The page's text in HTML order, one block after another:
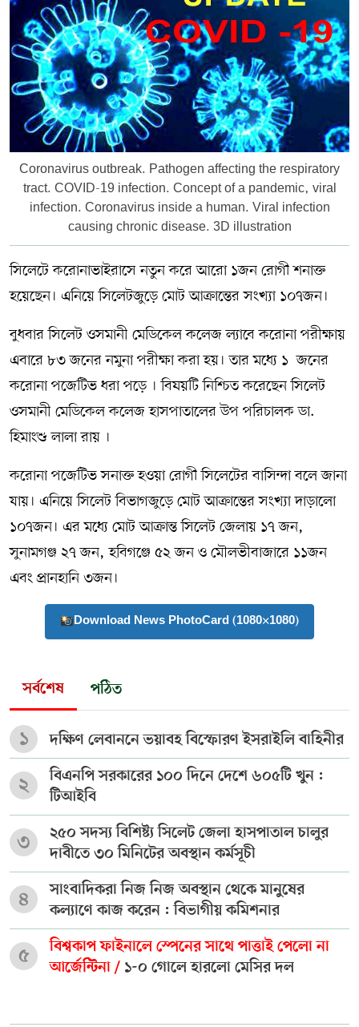
Coronavirus outbreak. Pathogen affecting the respiratory
tract. COVID-19 infection. Concept of a pandemic, viral
infection. Coronavirus inside a human. Viral infection
causing chronic disease. 3D illustration
সিলেটে করোনাভাইরাসে নতুন করে আরো ১জন রোগী শনাক্ত
হয়েছেন। এনিয়ে সিলেটজুড়ে মোট আক্রান্তের সংখ্যা ১০৭জন।
বুধবার সিলেট ওসমানী মেডিকেল কলেজ ল্যাবে করোনা পরীক্ষায়
এবারে ৮৩ জনের নমুনা পরীক্ষা করা হয়। তার মধ্যে ১ জনের
করোনা পজেটিভ ধরা পড়ে । বিষয়টি নিশ্চিত করেছেন সিলেট
ওসমানী মেডিকেল কলেজ হাসপাতালের উপ পরিচালক ডা.
হিমাংশু লালা রায় ।
করোনা পজেটিভ সনাক্ত হওয়া রোগী সিলেটের বাসিন্দা বলে জানা
যায়। এনিয়ে সিলেট বিভাগজুড়ে মোট আক্রান্তের সংখ্যা দাড়ালো
১০৭জন। এর মধ্যে মোট আক্রান্ত সিলেট জেলায় ১৭ জন,
সুনামগঞ্জ ২৭ জন, হবিগঞ্জে ৫২ জন ও মৌলভীবাজারে ১১জন
এবং প্রানহানি ৩জন।
Download News PhotoCard (1080×1080)
সর্বশেষ পঠিত
১ দক্ষিণ লেবাননে ভয়াবহ বিস্ফোরণ ইসরাইলি বাহিনীর
২
বিএনপি সরকারের ১০০ দিনে দেশে ৬০৫টি খুন :
টিআইবি
৩
২৫০ সদস্য বিশিষ্ট্য সিলেট জেলা হাসপাতাল চালুর
দাবীতে ৩০ মিনিটের অবস্থান কর্মসূচী
৪
সাংবাদিকরা নিজ নিজ অবস্থান থেকে মানুষের
কল্যাণে কাজ করেন : বিভাগীয় কমিশনার
৫
বিশ্বকাপ ফাইনালে স্পেনের সাথে পাত্তাই পেলো না
আর্জেন্টিনা / ১-০ গোলে হারলো মেসির দল
সম্পাদকীয় কলাম
ABOUT US
DIAL SYLHET